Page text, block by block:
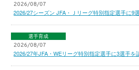
2026/08/07
2026/27シーズン JFA・Ｊリーグ特別指定選手に9
選手育成
2026/08/07
2026/27年JFA・WEリーグ特別指定選手に3選手